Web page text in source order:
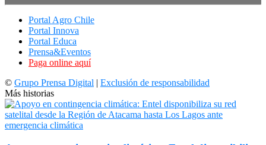
Portal Agro Chile
Portal Innova
Portal Educa
Prensa&Eventos
Paga online aquí
© Grupo Prensa Digital | Exclusión de responsabilidad
Más historias